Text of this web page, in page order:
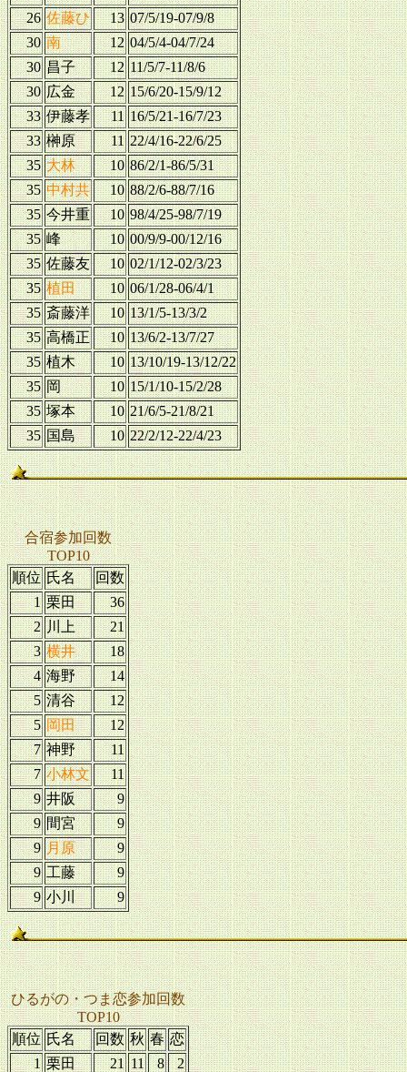
26 佐藤ひ 13 07/5/19-07/9/8
30 南 12 04/5/4-04/7/24
30 昌子 12 11/5/7-11/8/6
30 広金 12 15/6/20-15/9/12
33 伊藤孝 11 16/5/21-16/7/23
33 榊原 11 22/4/16-22/6/25
35 大林 10 86/2/1-86/5/31
35 中村共 10 88/2/6-88/7/16
35 今井重 10 98/4/25-98/7/19
35 峰 10 00/9/9-00/12/16
35 佐藤友 10 02/1/12-02/3/23
35 植田 10 06/1/28-06/4/1
35 斎藤洋 10 13/1/5-13/3/2
35 高橋正 10 13/6/2-13/7/27
35 植木 10 13/10/19-13/12/22
35 岡 10 15/1/10-15/2/28
35 塚本 10 21/6/5-21/8/21
35 国島 10 22/2/12-22/4/23
合宿参加回数
TOP10
順位 氏名
回数
1 栗田
36
2 川上
21
3 横井
18
4 海野
14
5 清谷
12
5 岡田
12
7 神野
11
7 小林文
11
9 井阪
9
9 間宮
9
9 月原
9
9 工藤
9
9 小川 9
ひるがの・つま恋参加回数
TOP10
順位 氏名 回数 秋 春 恋
1 栗田 21 11 8
2